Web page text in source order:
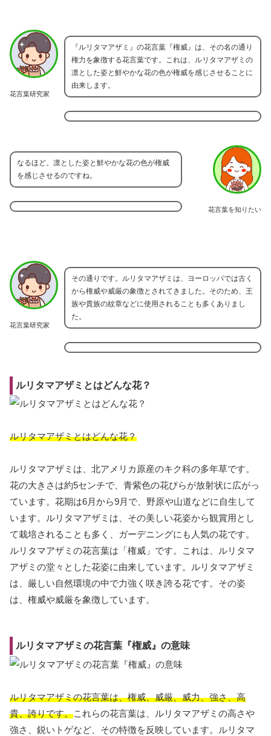
花言葉研究家
『ルリタマアザミ』の花言葉『権威』は、その名の通り
権力を象徴する花言葉です。これは、ルリタマアザミの
凛とした姿と鮮やかな花の色が権威を感じさせることに
由来します。
花言葉を知りたい
なるほど。凛とした姿と鮮やかな花の色が権威
を感じさせるのですね。
花言葉研究家
その通りです。ルリタマアザミは、ヨーロッパでは古く
から権威や威厳の象徴とされてきました。そのため、王
族や貴族の紋章などに使用されることも多くありまし
た。
ルリタマアザミとはどんな花？
ルリタマアザミとはどんな花？
ルリタマアザミは、北アメリカ原産のキク科の多年草です。
花の大きさは約5センチで、青紫色の花びらが放射状に広がっ
ています。花期は6月から9月で、野原や山道などに自生して
います。ルリタマアザミは、その美しい花姿から観賞用とし
て栽培されることも多く、ガーデニングにも人気の花です。
ルリタマアザミの花言葉は「権威」です。これは、ルリタマ
アザミの堂々とした花姿に由来しています。ルリタマアザミ
は、厳しい自然環境の中で力強く咲き誇る花です。その姿
は、権威や威厳を象徴しています。
ルリタマアザミの花言葉『権威』の意味
ルリタマアザミの花言葉は、権威、威厳、威力、強さ、高
貴、誇りです。これらの花言葉は、ルリタマアザミの高さや
強さ、鋭いトゲなど、その特徴を反映しています。ルリタマ